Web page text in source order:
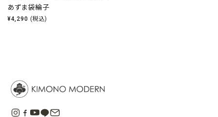
あずま袋綸子
¥4,290 (税込)